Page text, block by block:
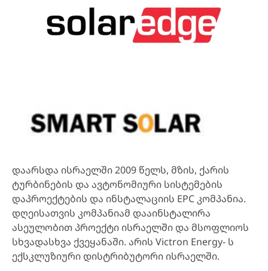
დაარსდა ისრაელში 2009 წელს, მზის, ქარის
ტურბინების და ავტონომიური სისტემების
დაპროექტების და ინსტალაციის EPC კომპანია.
დღეისათვის კომპანიამ დააინსტალირა
ასეულობით პროექტი ისრაელში და მსოფლიოს
სხვადასხვა ქვეყანაში. არის Victron Energy- ს
ექსკლუზიური დისტრიბუტორი ისრაელში.